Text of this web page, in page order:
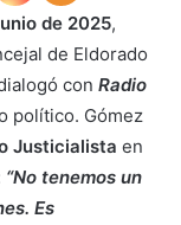
de 2025,
de Eldorado
con Radio
político. Gómez
Justicialista en
“No tenemos un
Es